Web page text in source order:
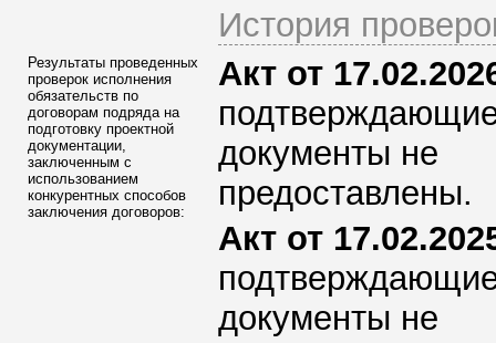
История
Результаты проведенных
проверок исполнения
обязательств по
договорам подряда на
подготовку проектной
документации,
заключенным с
использованием
конкурентных способов
заключения договоров:
Акт от
документы не
предоставлены.
Акт от
документы не